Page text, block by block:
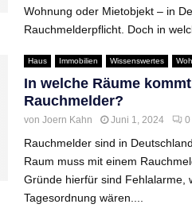
Wohnung oder Mietobjekt – in
Rauchmelderpflicht. Doch in
Haus Immobilien Wissenswertes
In welche Räume
Rauchmelder?
von Joern Kahn Juni 1, 2024 0
Rauchmelder sind in
Raum muss mit einem
Gründe hierfür sind Fehlalarme,
Tagesordnung wären....